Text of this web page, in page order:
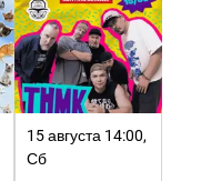
15 августа 14:00,
Сб